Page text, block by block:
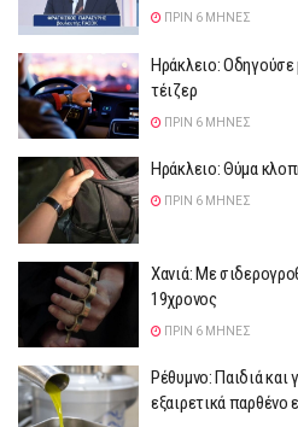
ΠΡΙΝ 6 ΜΉΝΕΣ
Ηράκλειο: Οδηγούσε
τέιζερ
ΠΡΙΝ 6 ΜΉΝΕΣ
Ηράκλειο: Θύμα
ΠΡΙΝ 6 ΜΉΝΕΣ
Χανιά: Με
19χρονος
ΠΡΙΝ 6 ΜΉΝΕΣ
Ρέθυμνο: Παιδιά και
εξαιρετικά παρθένο